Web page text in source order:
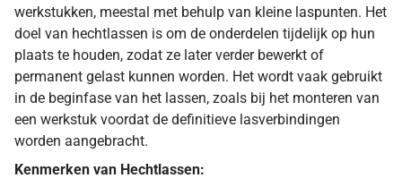
werkstukken, meestal met behulp van kleine laspunten. Het
doel van hechtlassen is om de onderdelen tijdelijk op hun
plaats te houden, zodat ze later verder bewerkt of
permanent gelast kunnen worden. Het wordt vaak gebruikt
in de beginfase van het lassen, zoals bij het monteren van
een werkstuk voordat de definitieve lasverbindingen
worden aangebracht.
Kenmerken van Hechtlassen: